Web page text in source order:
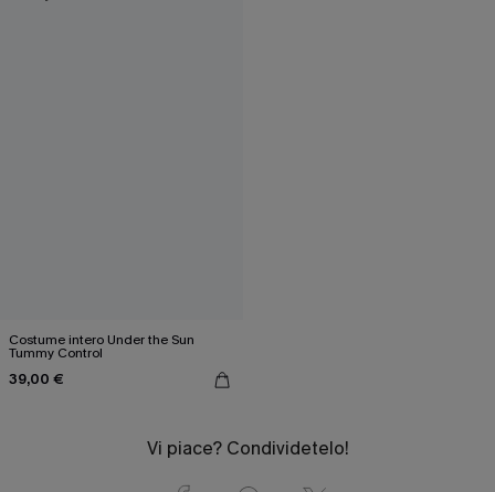
Costume intero Under the Sun
Tummy Control
39,00 €
Vi piace? Condividetelo!